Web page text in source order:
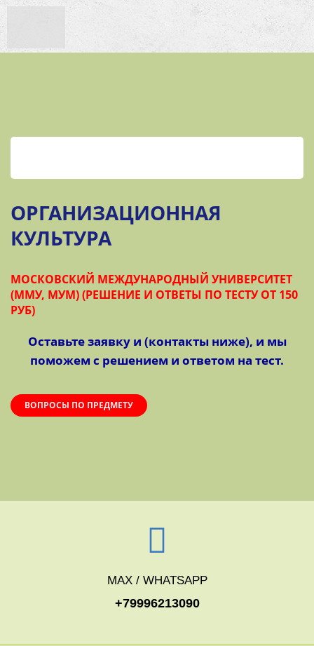
ОРГАНИЗАЦИОННАЯ
КУЛЬТУРА
МОСКОВСКИЙ МЕЖДУНАРОДНЫЙ УНИВЕРСИТЕТ
(ММУ, МУМ) (РЕШЕНИЕ И ОТВЕТЫ ПО ТЕСТУ ОТ 150
РУБ)
Оставьте заявку и (контакты ниже), и мы
поможем с решением и ответом на тест.
ВОПРОСЫ ПО ПРЕДМЕТУ
MAX / WHATSAPP
+79996213090